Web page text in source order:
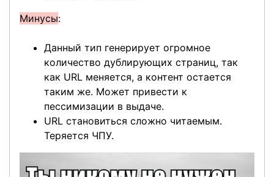
Минусы:
Данный тип генерирует огромное
количество дублирующих страниц, так
как URL меняется, а контент остается
таким же. Может привести к
пессимизации в выдаче.
URL становиться сложно читаемым.
Теряется ЧПУ.